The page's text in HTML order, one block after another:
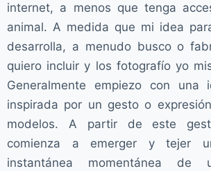
internet, a menos que tenga
animal. A medida que mi idea
desarrolla, a menudo busco o
quiero incluir y los fotografío yo
Generalmente empiezo con una
inspirada por un gesto o
modelos. A partir de este
comienza a emerger y tejer
instantánea momentánea de